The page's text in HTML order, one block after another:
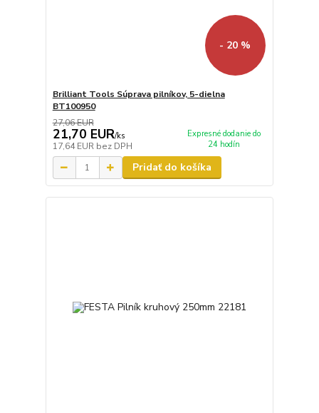
- 20 %
Brilliant Tools Súprava pilníkov, 5-dielna
BT100950
27,06 EUR
21,70 EUR/ks
17,64 EUR bez DPH
Expresné dodanie do
24 hodín
Pridať do košíka